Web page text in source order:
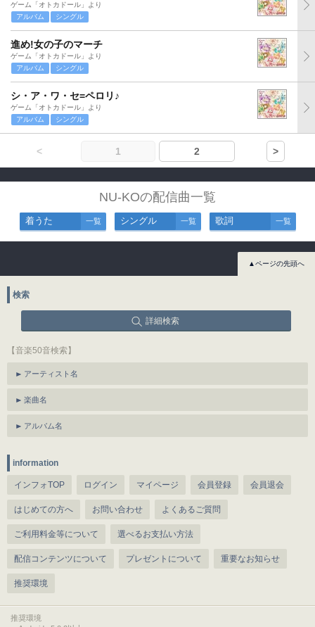
ゲーム「オトカドール」より
アルバム
シングル
進め!女の子のマーチ
ゲーム「オトカドール」より
アルバム
シングル
シ・ア・ワ・セ=ペロリ♪
ゲーム「オトカドール」より
アルバム
シングル
< 1 2 >
NU-KOの配信曲一覧
着うた 一覧 シングル 一覧 歌詞 一覧
▲ページの先頭へ
検索
詳細検索
【音楽50音検索】
アーティスト名
楽曲名
アルバム名
information
インフォTOP ログイン マイページ 会員登録 会員退会
はじめての方へ お問い合わせ よくあるご質問
ご利用料金等について 選べるお支払い方法
配信コンテンツについて プレゼントについて 重要なお知らせ
推奨環境
推奨環境